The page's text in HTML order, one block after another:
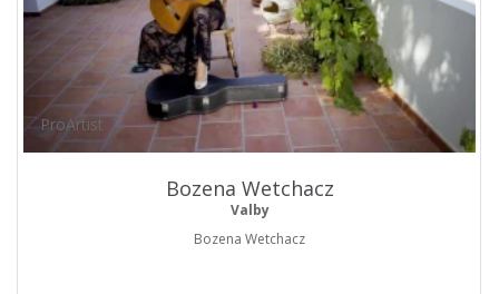
ProArtist
Bozena Wetchacz
Valby
Bozena Wetchacz